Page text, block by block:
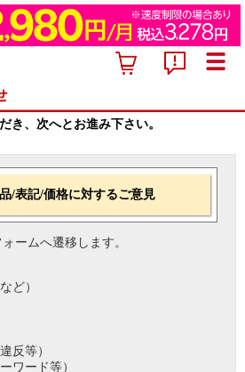
き、次へとお進み下さい。
/表記/価格に対するご意見
ームへ遷移します。
ど）
反等）
ワード等）